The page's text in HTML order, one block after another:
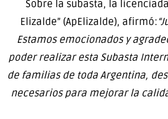
Sobre la subasta, la
Elizalde” (ApElizalde), afirmó:
Estamos emocionados y
poder realizar esta Subasta
de familias de toda Argentina,
necesarios para mejorar la